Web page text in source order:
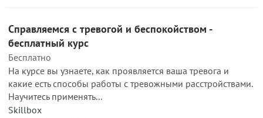
Справляемся с тревогой и беспокойством -
бесплатный курс
Бесплатно
На курсе вы узнаете, как проявляется ваша тревога и
какие есть способы работы с тревожными расстройствами.
Научитесь применять...
Skillbox